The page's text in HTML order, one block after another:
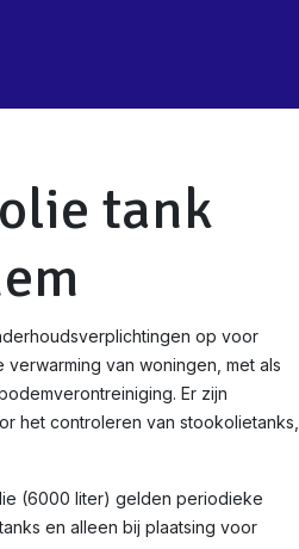
tank
op voor
van woningen, met als
Er zijn
het controleren van stookolietanks,
(6000 liter) gelden periodieke
en alleen bij plaatsing voor